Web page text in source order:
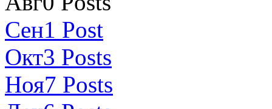
Сен1 Post
Окт3 Posts
Ноя7 Posts